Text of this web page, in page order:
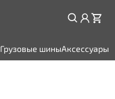
Грузовые шиныАксессуары